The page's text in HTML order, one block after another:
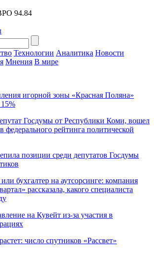
94.84
Технологии Аналитика Новости
Мнения В мире
игорной зоны «Красная Поляна»
Госдумы от Республики Коми, вошел
федерального рейтинга политической
позиции среди депутатов Госдумы
бухгалтер на аутсорсинге: компания
рассказала, какого специалиста
на Кувейт из-за участия в
число спутников «Рассвет»